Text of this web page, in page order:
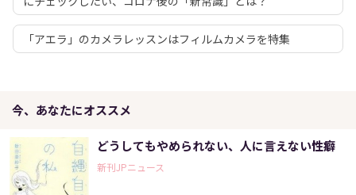
「アエラ」のカメラレッスンはフィルムカメラを特集
今、あなたにオススメ
どうしてもやめられない、人に言えない性癖
新刊JPニュース